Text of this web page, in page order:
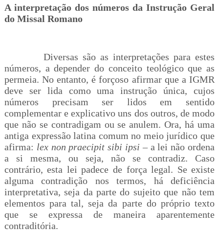
A interpretação dos números da Instrução Geral
do Missal Romano
Diversas são as interpretações para estes
números, a depender do conceito teológico que as
permeia. No entanto, é forçoso afirmar que a IGMR
deve ser lida como uma instrução única, cujos
números precisam ser lidos em sentido
complementar e explicativo uns dos outros, de modo
que não se contradigam ou se anulem. Ora, há uma
antiga expressão latina comum no meio jurídico que
afirma: lex non praecipit sibi ipsi – a lei não ordena
a si mesma, ou seja, não se contradiz. Caso
contrário, esta lei padece de força legal. Se existe
alguma contradição nos termos, há deficiência
interpretativa, seja da parte do sujeito que não tem
elementos para tal, seja da parte do próprio texto
que se expressa de maneira aparentemente
contraditória.